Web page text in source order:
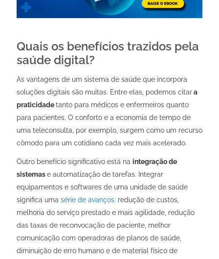
Quais os benefícios trazidos pela
saúde digital?
As vantagens de um sistema de saúde que incorpora
soluções digitais são muitas. Entre elas, podemos citara
praticidadetanto para médicos e enfermeiros quanto
para pacientes. O conforto e a economia de tempo de
uma teleconsulta, por exemplo, surgem como um recurso
cômodo para um cotidiano cada vez mais acelerado.
Outro benefício significativo está na integração de
sistemase automatização de tarefas. Integrar
equipamentos e softwares de uma unidade de saúde
significa uma série de avanços: redução de custos,
melhoria do serviço prestado e mais agilidade, redução
das taxas de reconvocação de paciente, melhor
comunicação com operadoras de planos de saúde,
diminuição de erro humano e de material físico de